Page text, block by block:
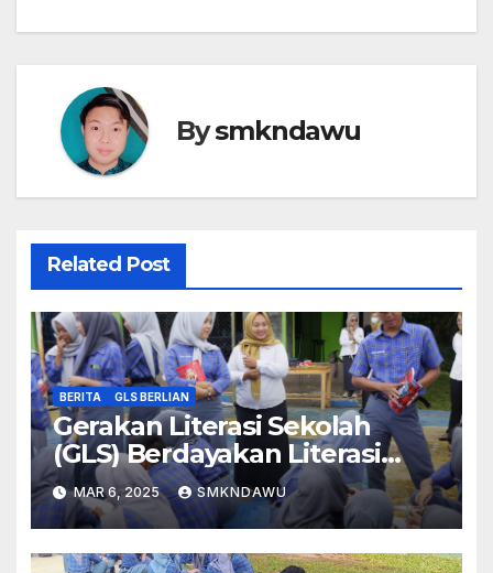
Bysmkndawu
Related Post
BERITA GLS BERLIAN
Gerakan Literasi Sekolah
(GLS) Berdayakan Literasi
Dawuan (BERLIAN)
MAR 6, 2025 SMKNDAWU